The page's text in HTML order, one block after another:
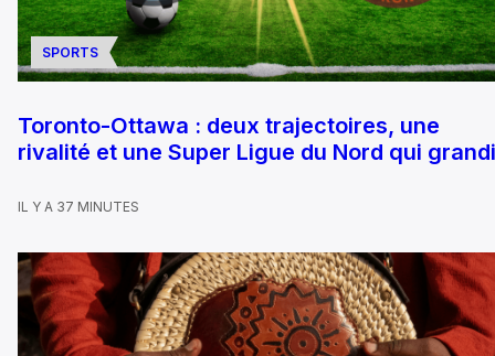
SPORTS
Toronto-Ottawa : deux trajectoires, une
rivalité et une Super Ligue du Nord qui
IL Y A 37 MINUTES